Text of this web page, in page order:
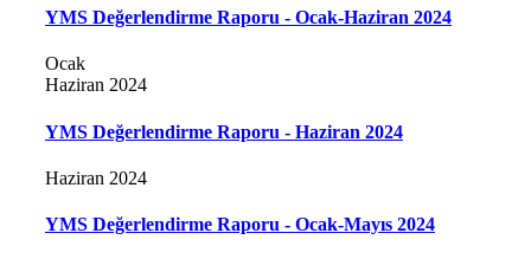
YMS Değerlendirme Raporu - Ocak-Haziran 2024
Ocak
Haziran 2024
YMS Değerlendirme Raporu - Haziran 2024
Haziran 2024
YMS Değerlendirme Raporu - Ocak-Mayıs 2024